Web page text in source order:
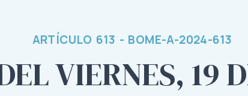
ARTÍCULO 613 - BOME-A-2024-613
VIERNES, 19